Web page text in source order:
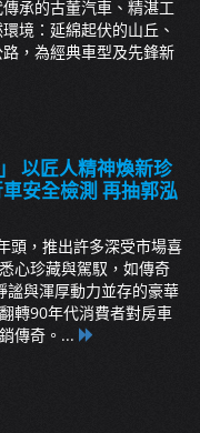
承的古董汽車、精湛工
境：延綿起伏的山丘、
，為經典車型及先鋒新
以匠人精神煥新珍
安全檢測 再抽郭泓
頭，推出許多深受市場喜
心珍藏與駕馭，如傳奇
謐與渾厚動力並存的豪華
轉90年代消費者對房車
傳奇。...